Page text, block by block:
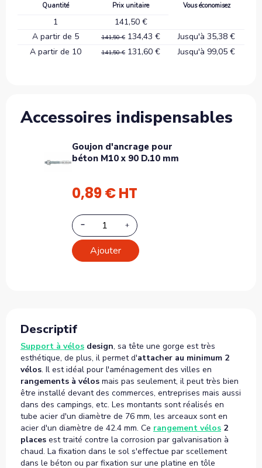
Quantité Prix unitaire Vous économisez
1
141,50 €
A partir de 5
141,50 € 134,43 €
Jusqu'à 35,38 €
A partir de 10
141,50 € 131,60 € Jusqu'à 99,05 €
Accessoires indispensables
Goujon d'ancrage pour
béton M10 x 90 D.10 mm
0,89 € HT
Ajouter
Descriptif
Support à vélos design, sa tête une gorge est très
esthétique, de plus, il permet d'attacher au minimum 2
vélos. Il est idéal pour l'aménagement des villes en
rangements à vélos mais pas seulement, il peut très bien
être installé devant des commerces, entreprises mais aussi
dans des campings, etc. Les montants sont réalisés en
tube acier d'un diamètre de 76 mm, les arceaux sont en
acier d'un diamètre de 42.4 mm. Ce rangement vélos 2
places est traité contre la corrosion par galvanisation à
chaud. La fixation dans le sol s'effectue par scellement
dans le béton ou par fixation sur une platine en tôle